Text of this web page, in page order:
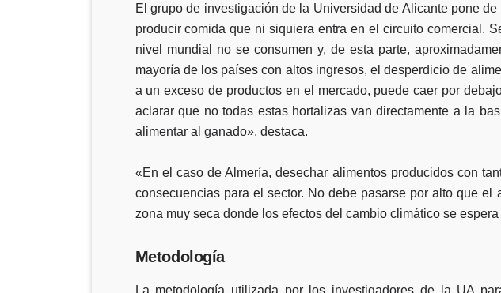
El grupo de investigación de la Universidad de Alicante pone
producir comida que ni siquiera entra en el circuito comercial.
nivel mundial no se consumen y, de esta parte,
mayoría de los países con altos ingresos, el desperdicio de
a un exceso de productos en el mercado, puede caer por
aclarar que no todas estas hortalizas van directamente a la
alimentar al ganado», destaca.
«En el caso de Almería, desechar alimentos producidos con
consecuencias para el sector. No debe pasarse por alto que
zona muy seca donde los efectos del cambio climático se
Metodología
La metodología utilizada por los investigadores de la UA